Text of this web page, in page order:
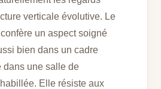
verticale évolutive. Le
un aspect soigné
bien dans un cadre
dans une salle de
Elle résiste aux